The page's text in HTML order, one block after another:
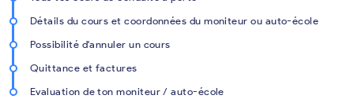
Détails du cours et coordonnées du moniteur ou auto-école
Possibilité d'annuler un cours
Quittance et factures
Evaluation de ton moniteur / auto-école